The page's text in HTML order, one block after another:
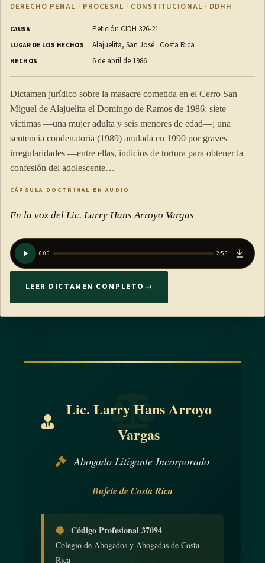
DERECHO PENAL · PROCESAL · CONSTITUCIONAL · DDHH
CAUSA Petición CIDH 326-21
LUGAR DE LOS HECHOS Alajuelita, San José · Costa Rica
HECHOS 6 de abril de 1986
Dictamen jurídico sobre la masacre cometida en el Cerro San
Miguel de Alajuelita el Domingo de Ramos de 1986: siete
víctimas —una mujer adulta y seis menores de edad—; una
sentencia condenatoria (1989) anulada en 1990 por graves
irregularidades —entre ellas, indicios de tortura para obtener la
confesión del adolescente…
CÁPSULA DOCTRINAL EN AUDIO
En la voz del Lic. Larry Hans Arroyo Vargas
0:00 2:55
LEER DICTAMEN COMPLETO →
Lic. Larry Hans Arroyo
Vargas
Abogado Litigante Incorporado
Bufete de Costa Rica
Código Profesional 37094
Colegio de Abogados y Abogadas de Costa
Rica